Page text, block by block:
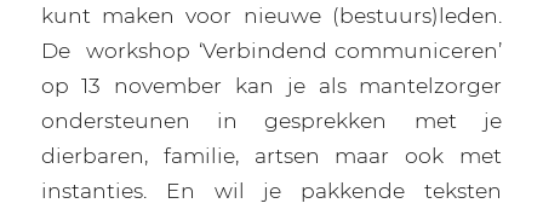
kunt maken voor nieuwe (bestuurs)leden.
De
workshop ‘Verbindend communiceren’
op 13 november kan je als mantelzorger
ondersteunen in gesprekken met je
dierbaren, familie, artsen maar ook met
instanties. En wil je pakkende teksten